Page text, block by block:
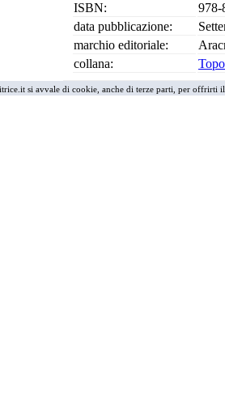
ISBN:
978-
data pubblicazione:
marchio editoriale:
collana:
si avvale di cookie, anche di terze parti, per